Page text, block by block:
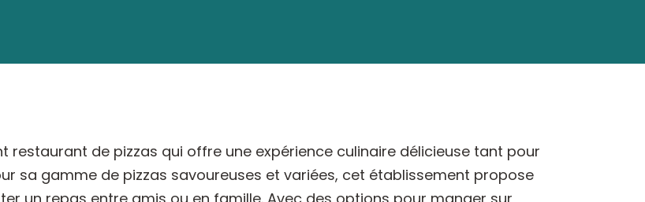
restaurant de pizzas qui offre une expérience culinaire délicieuse tant pour
sa gamme de pizzas savoureuses et variées, cet établissement propose